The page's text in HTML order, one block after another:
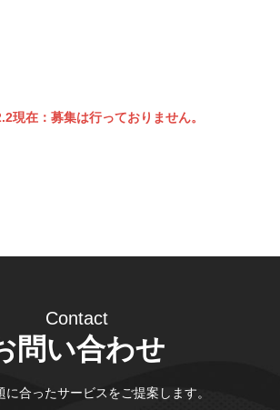
現在：募集は行っておりません。
Contact
問い合わせ
に合ったサービスをご提案します。